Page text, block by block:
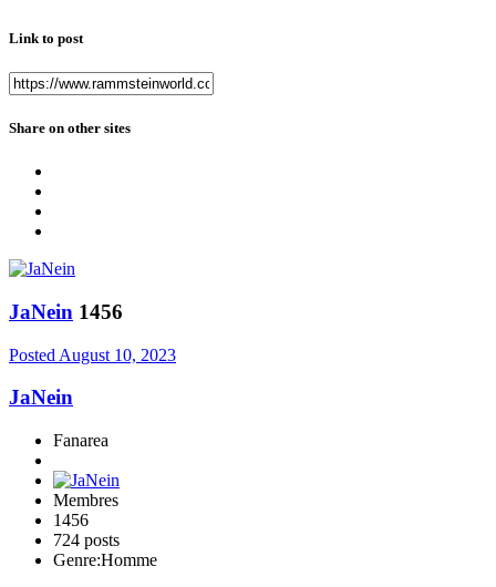
Link to post
Share on other sites
JaNein 1456
Posted August 10, 2023
JaNein
Fanarea
Membres
1456
724 posts
Genre:Homme